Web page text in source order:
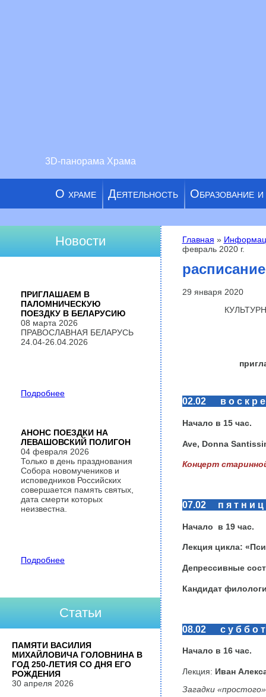
3D-панорама Храма
О храме Деятельность Образование
Вы здесь
Главная »
февраль 2020 г.
29 января 2020
02.02 в о с к р е
Начало в 15 час.
Ave, Donna
Концерт
07.02 п я т н и ц
Начало в 19 час.
Лекция цикла:
Депрессивные
Кандидат
08.02 с у б б о т
Начало в 16 час.
​Лекция: Иван
Загадки
Новости
ПРИГЛАШАЕМ В
ПАЛОМНИЧЕСКУЮ
ПОЕЗДКУ В БЕЛАРУСИЮ
08 марта 2026
ПРАВОСЛАВНАЯ БЕЛАРУСЬ
24.04-26.04.2026
Подробнее
АНОНС ПОЕЗДКИ НА
ЛЕВАШОВСКИЙ ПОЛИГОН
04 февраля 2026
Только в день празднования
Собора новомучеников и
исповедников Российских
совершается память святых,
дата смерти которых
неизвестна.
Подробнее
Статьи
ПАМЯТИ ВАСИЛИЯ
МИХАЙЛОВИЧА ГОЛОВНИНА В
ГОД 250-ЛЕТИЯ СО ДНЯ ЕГО
РОЖДЕНИЯ
30 апреля 2026